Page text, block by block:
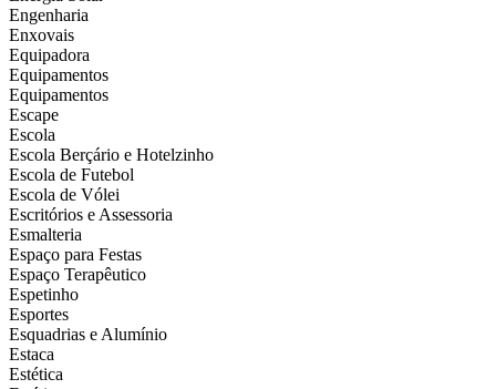
Engenharia
Enxovais
Equipadora
Equipamentos
Equipamentos
Escape
Escola
Escola Berçário e Hotelzinho
Escola de Futebol
Escola de Vólei
Escritórios e Assessoria
Esmalteria
Espaço para Festas
Espaço Terapêutico
Espetinho
Esportes
Esquadrias e Alumínio
Estaca
Estética